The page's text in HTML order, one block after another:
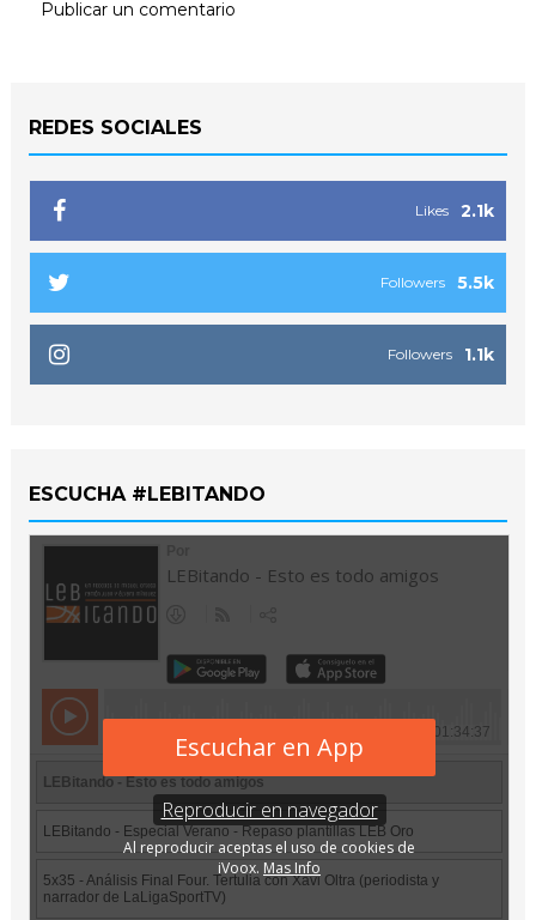
Publicar un comentario
REDES SOCIALES
2.1k
Likes
5.5k
Followers
1.1k
Followers
ESCUCHA #LEBITANDO